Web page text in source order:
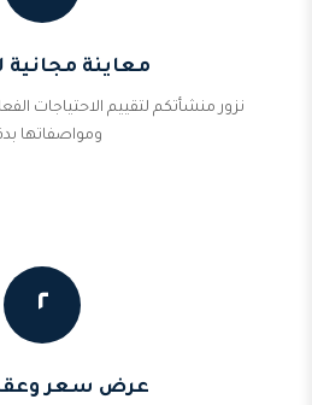
معاينة مجانية
نزور منشأتكم لتقييم الاحتياجات
ومواصفاتها
٢
عرض سعر